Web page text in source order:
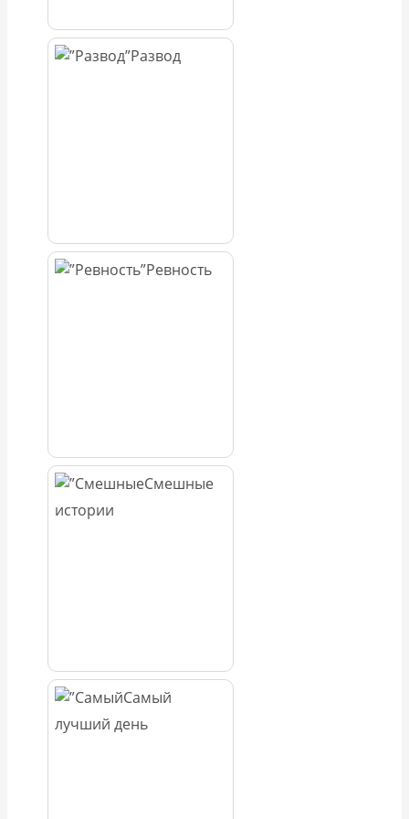
Развод
Ревность
Смешные
истории
Самый
лучший день